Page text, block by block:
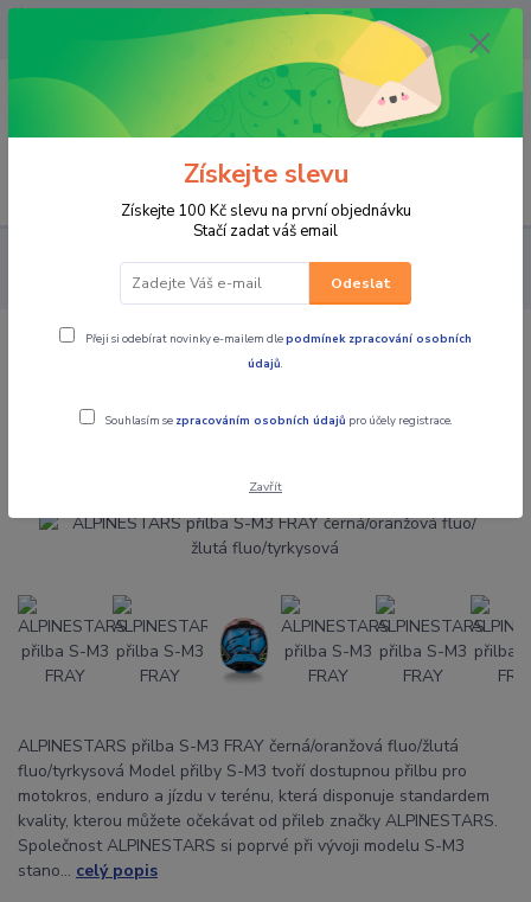
OPAVA 733537099/HLUČÍN
734541648/OLOMOUC 734593593
0,00 CZK
PRO JEZDCE HELMY MOTOKROS
ALPINESTARS přilba S-
M3 FRAY černá/oranžová fluo/žlutá fluo/tyrkysová
ALPINESTARS přilba S-M3 FRAY
fluo/tyrkysová
ALPINESTARS přilba S-M3 FRAY černá/oranžová fluo/žlutá
fluo/tyrkysová Model přilby S-M3 tvoří dostupnou přilbu pro
motokros, enduro a jízdu v terénu, která disponuje standardem
kvality, kterou můžete očekávat od přileb značky ALPINESTARS.
Společnost ALPINESTARS si poprvé při vývoji modelu S-M3
stano... celý popis
Získejte slevu
Získejte 100 Kč slevu na první objednávku
Stačí zadat váš email
Odeslat
Přeji si odebírat novinky e-mailem dlepodmínek zpracování osobních
údajů.
Souhlasím se zpracováním osobních údajů pro účely registrace.
Zavřít